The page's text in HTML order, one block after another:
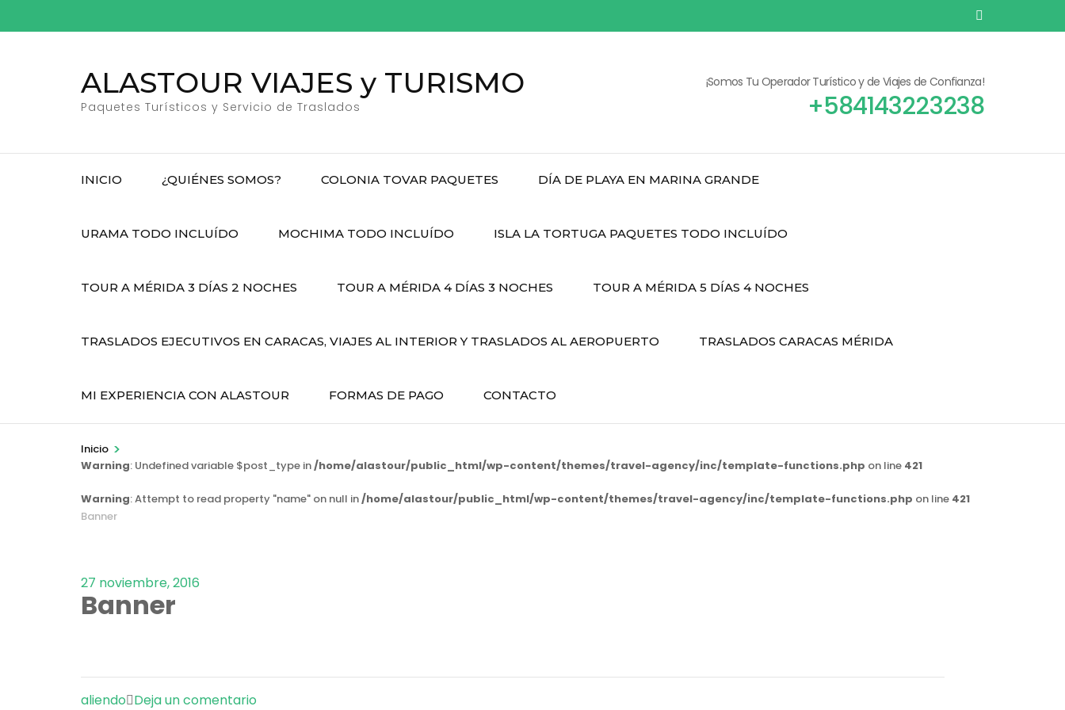
al
ALASTOUR VIAJES y TURISMO
Paquetes Turísticos y Servicio de Traslados
¡Somos Tu Operador Turístico y de Viajes de Confianza!
+584143223238
INICIO ¿QUIÉNES SOMOS? COLONIA TOVAR PAQUETES DÍA DE PLAYA EN MARINA GRANDE
URAMA TODO INCLUÍDO MOCHIMA TODO INCLUÍDO ISLA LA TORTUGA PAQUETES TODO INCLUÍDO
TOUR A MÉRIDA 3 DÍAS 2 NOCHES TOUR A MÉRIDA 4 DÍAS 3 NOCHES TOUR A MÉRIDA 5 DÍAS 4 NOCHES
TRASLADOS EJECUTIVOS EN CARACAS, VIAJES AL INTERIOR Y TRASLADOS AL AEROPUERTO TRASLADOS CARACAS MÉRIDA
MI EXPERIENCIA CON ALASTOUR FORMAS DE PAGO CONTACTO
Inicio >
Warning: Undefined variable $post_type in/home/alastour/public_html/wp-content/themes/travel-agency/inc/template-functions.php on line 421
Warning: Attempt to read property "name" on null in/home/alastour/public_html/wp-content/themes/travel-agency/inc/template-functions.php on line 421
Banner
27 noviembre, 2016
Banner
aliendo Deja un comentario